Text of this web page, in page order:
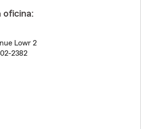
oficina:
Lowr 2
2382